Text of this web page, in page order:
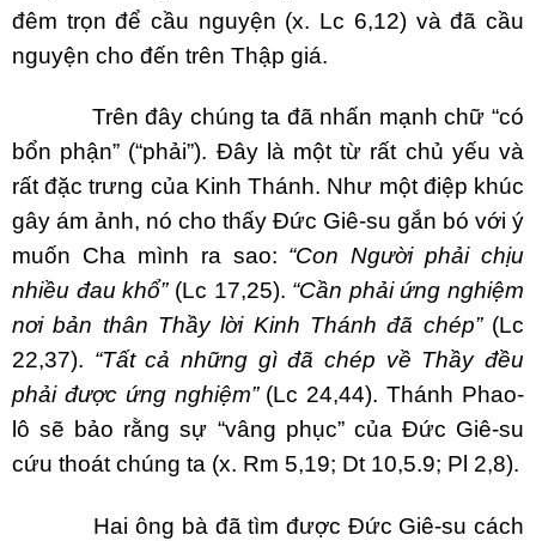
đêm trọn để cầu nguyện (x. Lc 6,12) và đã cầu
nguyện cho đến trên Thập giá.
Trên đây chúng ta đã nhấn mạnh chữ “có
bổn phận” (“phải”). Đây là một từ rất chủ yếu và
rất đặc trưng của Kinh Thánh. Như một điệp khúc
gây ám ảnh, nó cho thấy Đức Giê-su gắn bó với ý
muốn Cha mình ra sao: “Con Người phải chịu
nhiều đau khổ”(Lc 17,25). “Cần phải ứng nghiệm
nơi bản thân Thầy lời Kinh Thánh đã chép”(Lc
22,37). “Tất cả những gì đã chép về Thầy đều
phải được ứng nghiệm”(Lc 24,44). Thánh Phao-
lô sẽ bảo rằng sự “vâng phục” của Đức Giê-su
cứu thoát chúng ta (x. Rm 5,19; Dt 10,5.9; Pl 2,8).
Hai ông bà đã tìm được Đức Giê-su cách